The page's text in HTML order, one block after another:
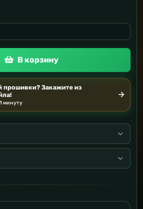
В корзину
прошивки? Закажите из
минуту